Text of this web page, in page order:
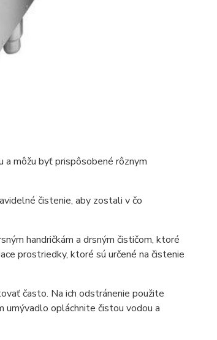
a môžu byť prispôsobené rôznym
čistenie, aby zostali v čo
handričkám a drsným čističom, ktoré
prostriedky, ktoré sú určené na čistenie
často. Na ich odstránenie použite
opláchnite čistou vodou a